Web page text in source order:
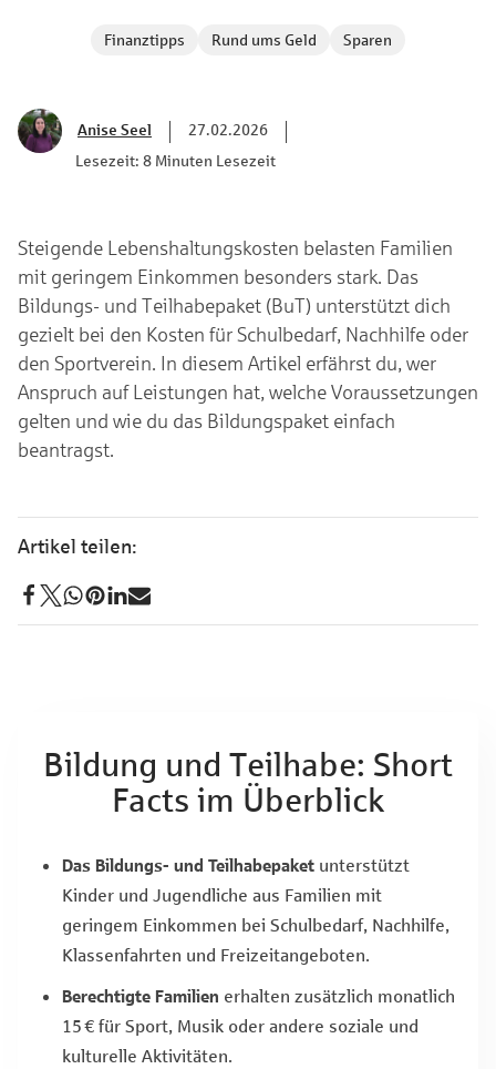
Finanztipps Rund ums Geld Sparen
Anise Seel
27.02.2026
Lesezeit: 8 Minuten Lesezeit
Steigende Lebenshaltungskosten belasten Familien
mit geringem Einkommen besonders stark. Das
Bildungs- und Teilhabepaket (BuT) unterstützt dich
gezielt bei den Kosten für Schulbedarf, Nachhilfe oder
den Sportverein. In diesem Artikel erfährst du, wer
Anspruch auf Leistungen hat, welche Voraussetzungen
gelten und wie du das Bildungspaket einfach
beantragst.
Bildung und Teilhabe: Short
Facts im Überblick
Das Bildungs- und Teilhabepaket unterstützt
Kinder und Jugendliche aus Familien mit
geringem Einkommen bei Schulbedarf, Nachhilfe,
Klassenfahrten und Freizeitangeboten.
Berechtigte Familien erhalten zusätzlich monatlich
15 € für Sport, Musik oder andere soziale und
kulturelle Aktivitäten.